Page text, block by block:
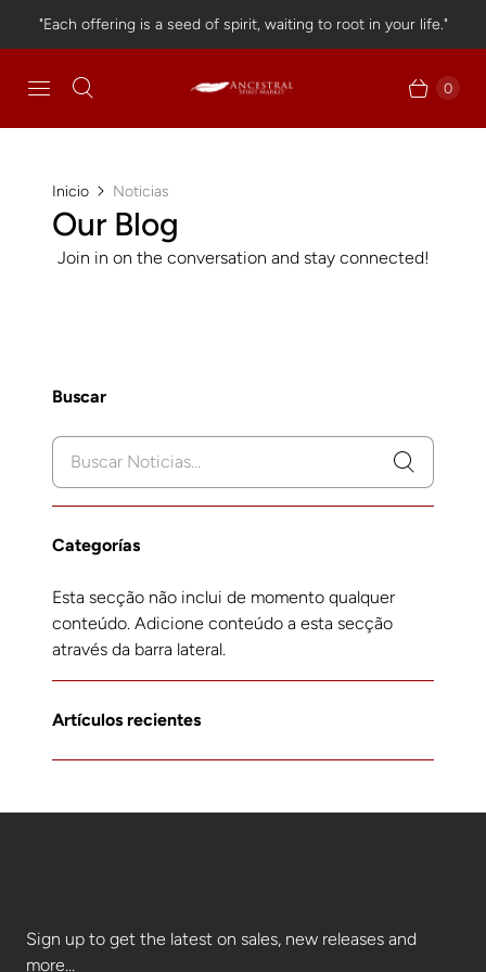
"Each offering is a seed of spirit, waiting to root in your life."
0
Inicio Noticias
Our Blog
Join in on the conversation and stay connected!
Buscar
Categorías
Esta secção não inclui de momento qualquer
conteúdo. Adicione conteúdo a esta secção
através da barra lateral.
Artículos recientes
Sign up to get the latest on sales, new releases and
more…